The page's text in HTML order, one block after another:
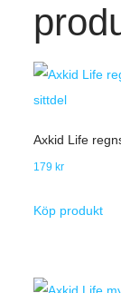
Axkid Life
179 kr
Köp produkt